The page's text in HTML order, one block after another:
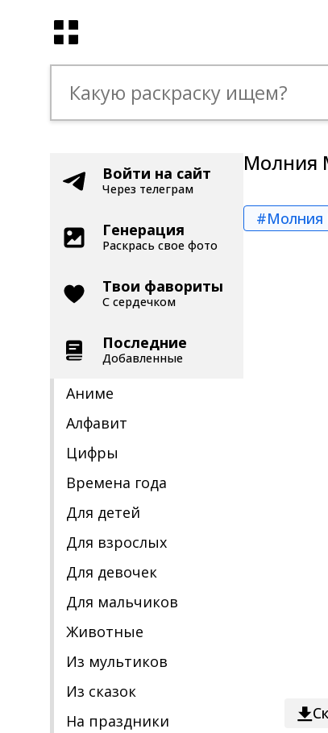
Войти на сайт
Через телеграм
Генерация
Раскрась свое фото
Твои фавориты
С сердечком
Последние
Добавленные
Аниме
Алфавит
Цифры
Времена года
Для детей
Для взрослых
Для девочек
Для мальчиков
Животные
Из мультиков
Из сказок
На праздники
Молния
#Молния